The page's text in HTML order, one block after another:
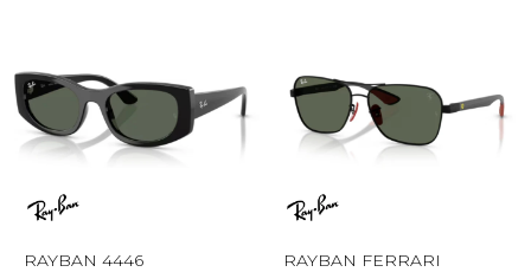
RAYBAN 4446 RAYBAN FERRARI